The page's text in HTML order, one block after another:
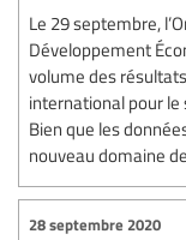
Le 29 septembre,
Développement
volume des
international pour le
Bien que les
nouveau domaine
28 septembre 2020